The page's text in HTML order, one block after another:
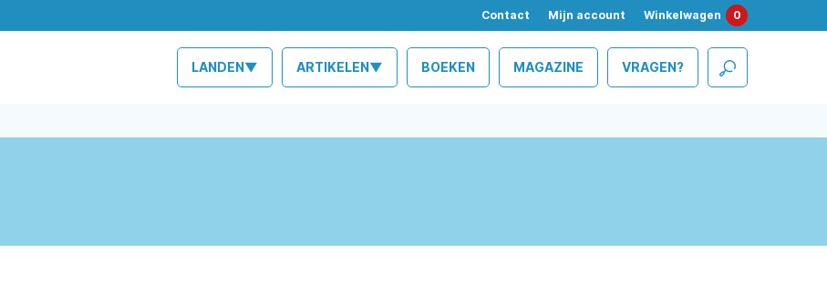
Contact Mijn account Winkelwagen 0
LANDEN▼ ARTIKELEN▼ BOEKEN MAGAZINE VRAGEN?